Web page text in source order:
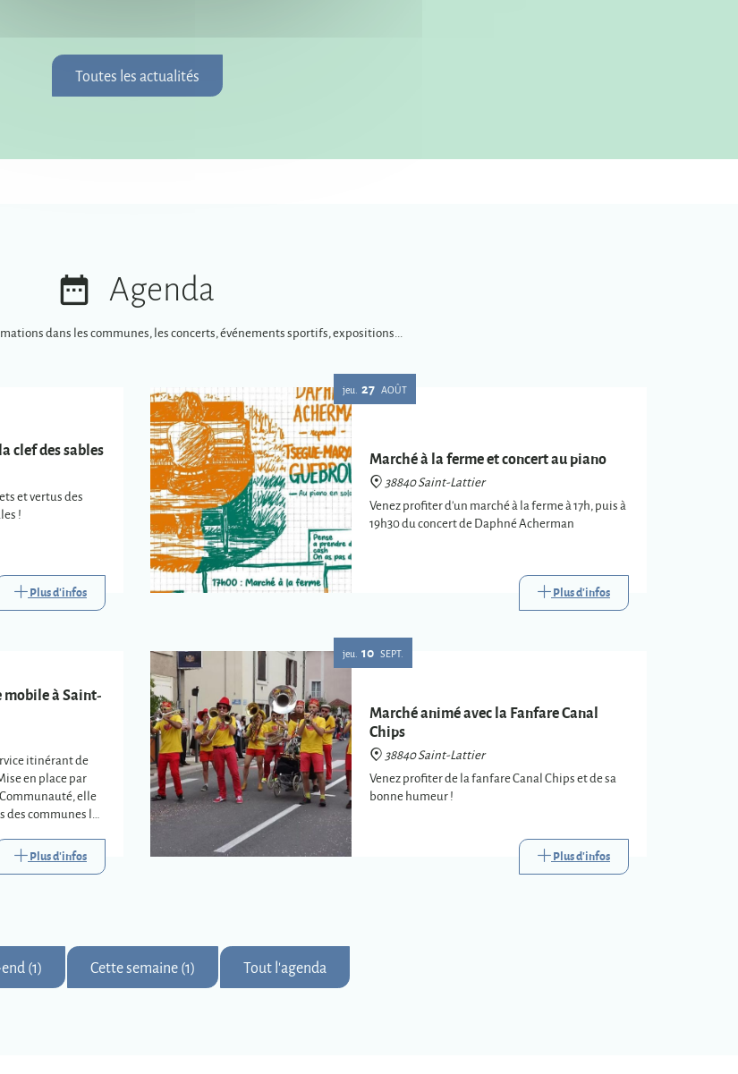
Toutes les actualités
Agenda
dans les communes, les concerts, événements sportifs, expositions...
clef des sables
et vertus des
!
Plus d'infos
jeu. 27 AOÛT
Marché à la ferme et concert au piano
38840 Saint-Lattier
Venez profiter d'un marché à la ferme à 17h, puis à
19h30 du concert de Daphné Acherman
Plus d'infos
mobile à Saint-
itinérant de
en place par
elle
communes les
Plus d'infos
jeu. 10 SEPT.
Marché animé avec la Fanfare Canal
Chips
38840 Saint-Lattier
Venez profiter de la fanfare Canal Chips et de sa
bonne humeur !
Plus d'infos
(1) Cette semaine (1) Tout l'agenda